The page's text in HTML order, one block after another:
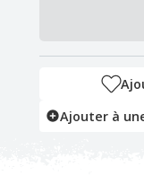
Ajouter à